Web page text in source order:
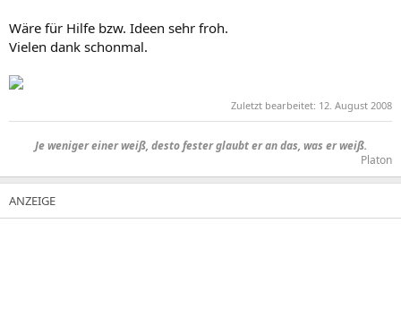
Wäre für Hilfe bzw. Ideen sehr froh.
Vielen dank schonmal.
Zuletzt bearbeitet: 12. August 2008
Je weniger einer weiß, desto fester glaubt er an das, was er weiß.​
Platon​